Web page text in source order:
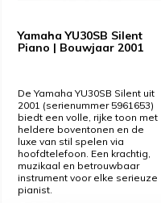
Yamaha YU30SB Silent
Piano | Bouwjaar 2001
De Yamaha YU30SB Silent uit
2001 (serienummer 5961653)
biedt een volle, rijke toon met
heldere boventonen en de
luxe van stil spelen via
hoofdtelefoon. Een krachtig,
muzikaal en betrouwbaar
instrument voor elke serieuze
pianist.